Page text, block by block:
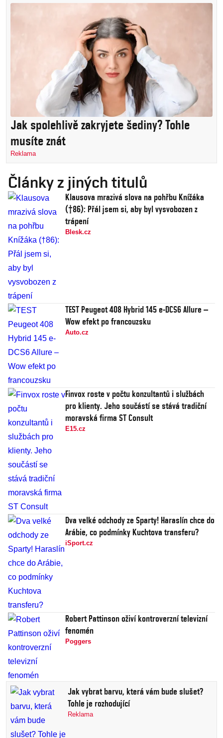
Jak spolehlivě zakryjete šediny? Tohle
musíte znát
Reklama
Články z jiných titulů
Klausova mrazivá slova na pohřbu Knížáka
(†86): Přál jsem si, aby byl vysvobozen z
trápení
Blesk.cz
TEST Peugeot 408 Hybrid 145 e-DCS6 Allure –
Wow efekt po francouzsku
Auto.cz
Finvox roste v počtu konzultantů i službách
pro klienty. Jeho součástí se stává tradiční
moravská firma ST Consult
E15.cz
Dva velké odchody ze Sparty! Haraslín chce do
Arábie, co podmínky Kuchtova transferu?
iSport.cz
Robert Pattinson oživí kontroverzní televizní
fenomén
Poggers
Jak vybrat barvu, která vám bude slušet?
Tohle je rozhodující
Reklama